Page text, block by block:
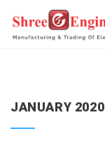
JANUARY 2020